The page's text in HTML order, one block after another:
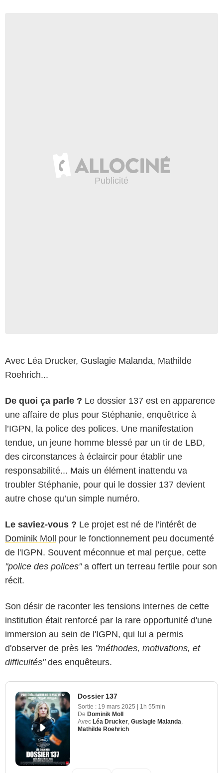
Avec Léa Drucker, Guslagie Malanda, Mathilde
Roehrich...
De quoi ça parle ? Le dossier 137 est en apparence
une affaire de plus pour Stéphanie, enquêtrice à
l’IGPN, la police des polices. Une manifestation
tendue, un jeune homme blessé par un tir de LBD,
des circonstances à éclaircir pour établir une
responsabilité... Mais un élément inattendu va
troubler Stéphanie, pour qui le dossier 137 devient
autre chose qu’un simple numéro.
Le saviez-vous ? Le projet est né de l'intérêt de
Dominik Moll
pour le fonctionnement peu documenté
de l'IGPN. Souvent méconnue et mal perçue, cette
"police des polices"a offert un terreau fertile pour son
récit.
Son désir de raconter les tensions internes de cette
institution était renforcé par la rare opportunité d'une
immersion au sein de l'IGPN, qui lui a permis
d'observer de près les "méthodes, motivations, et
difficultés"des enquêteurs.
Dossier 137
Sortie : 19 mars 2025
1h 55min
De Dominik Moll
Avec Léa Drucker, Guslagie Malanda,
Mathilde Roehrich